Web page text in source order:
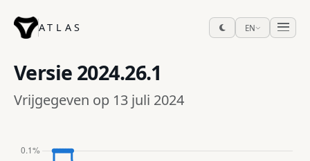
ATLAS EN
Versie 2024.26.1
Vrijgegeven op 13 juli 2024